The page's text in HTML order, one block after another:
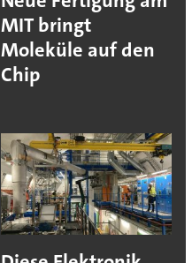
MIT bringt
Moleküle auf den
Chip